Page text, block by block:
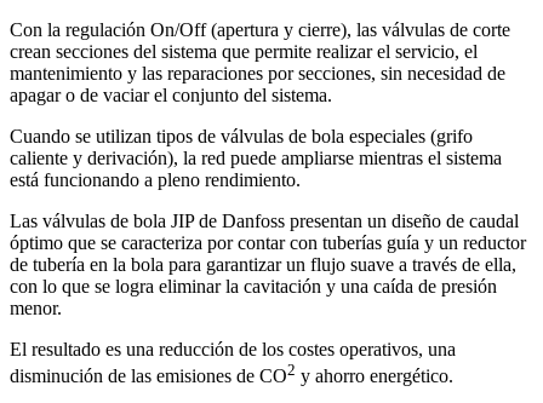
Con la regulación On/Off (apertura y cierre), las válvulas de corte
crean secciones del sistema que permite realizar el servicio, el
mantenimiento y las reparaciones por secciones, sin necesidad de
apagar o de vaciar el conjunto del sistema.
Cuando se utilizan tipos de válvulas de bola especiales (grifo
caliente y derivación), la red puede ampliarse mientras el sistema
está funcionando a pleno rendimiento.
Las válvulas de bola JIP de Danfoss presentan un diseño de caudal
óptimo que se caracteriza por contar con tuberías guía y un reductor
de tubería en la bola para garantizar un flujo suave a través de ella,
con lo que se logra eliminar la cavitación y una caída de presión
menor.
El resultado es una reducción de los costes operativos, una
disminución de las emisiones de CO2 y ahorro energético.